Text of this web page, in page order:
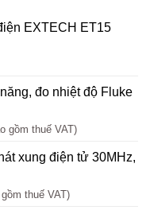
EXTECH ET15
đo nhiệt độ Fluke
gồm thuế VAT)
xung điện tử 30MHz,
thuế VAT)